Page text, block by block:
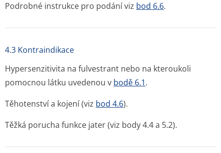
Podrobné instrukce pro podání viz bod 6.6.
4.3 Kontraindikace
Hypersenzitivita na fulvestrant nebo na kteroukoli
pomocnou látku uvedenou v bodě 6.1.
Těhotenství a kojení (viz bod 4.6).
Těžká porucha funkce jater (viz body 4.4 a 5.2).